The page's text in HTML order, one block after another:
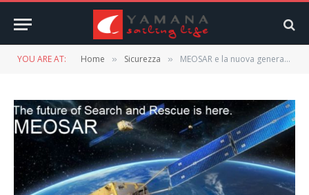
YOU ARE AT: Home » Sicurezza » MEOSAR e la nuova generazione di Epirb/PLB